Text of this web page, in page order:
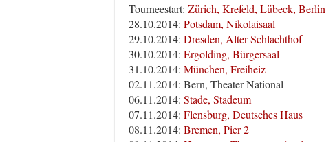
Tourneestart: Zürich, Krefeld, Lübeck, Berlin
28.10.2014: Potsdam, Nikolaisaal
29.10.2014: Dresden, Alter Schlachthof
30.10.2014: Ergolding, Bürgersaal
31.10.2014: München, Freiheiz
02.11.2014: Bern, Theater National
06.11.2014: Stade, Stadeum
07.11.2014: Flensburg, Deutsches Haus
08.11.2014: Bremen, Pier 2